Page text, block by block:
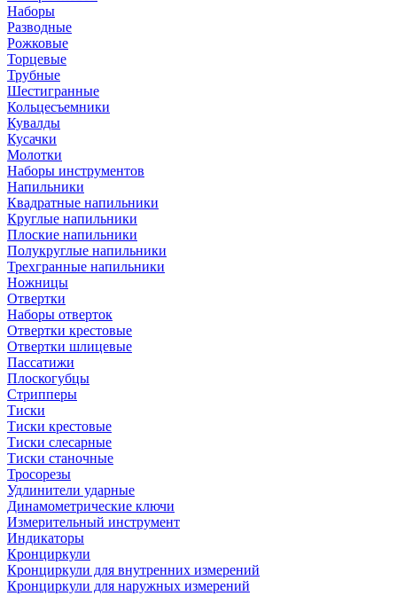
Наборы
Разводные
Рожковые
Торцевые
Трубные
Шестигранные
Кольцесъемники
Кувалды
Кусачки
Молотки
Наборы инструментов
Напильники
Квадратные напильники
Круглые напильники
Плоские напильники
Полукруглые напильники
Трехгранные напильники
Ножницы
Отвертки
Наборы отверток
Отвертки крестовые
Отвертки шлицевые
Пассатижи
Плоскогубцы
Стрипперы
Тиски
Тиски крестовые
Тиски слесарные
Тиски станочные
Тросорезы
Удлинители ударные
Динамометрические ключи
Измерительный инструмент
Индикаторы
Кронциркули
Кронциркули для внутренних измерений
Кронциркули для наружных измерений